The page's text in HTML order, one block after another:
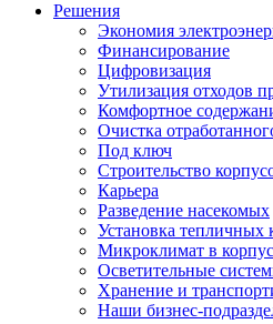
Решения
Экономия
Финансирование
Цифровизация
Утилизация отходов
Комфортное
Очистка
Под ключ
Строительство
Карьера
Разведение насекомых
Установка тепличных
Микроклимат в
Осветительные
Хранение и
Наши бизнес-